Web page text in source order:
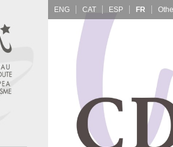
ENG CAT ESP FR